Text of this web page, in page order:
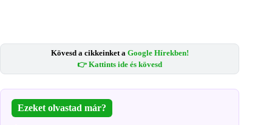
Kövesd a cikkeinket a Google Hírekben!
👉 Kattints ide és kövesd
Ezeket olvastad már?